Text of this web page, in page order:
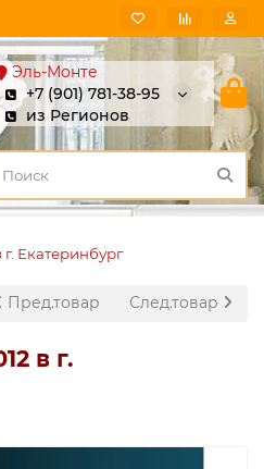
Эль-Монте
+7 (901) 781-38-95
из Регионов
Екатеринбург
Пред.товар След.товар
в г.